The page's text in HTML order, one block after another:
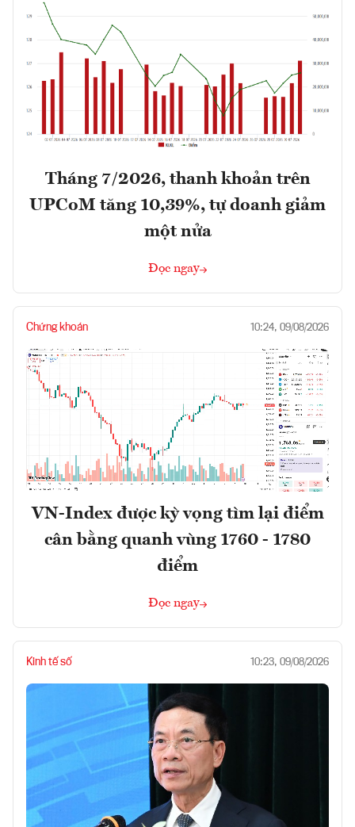
Tháng 7/2026, thanh khoản trên
UPCoM tăng 10,39%, tự doanh giảm
một nửa
Đọc ngay
Chứng khoán 10:24, 09/08/2026
VN-Index được kỳ vọng tìm lại điểm
cân bằng quanh vùng 1760 - 1780
điểm
Đọc ngay
Kinh tế số 10:23, 09/08/2026